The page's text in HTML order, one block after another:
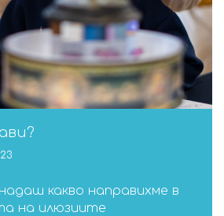
какво направихме в
на илюзиите
185